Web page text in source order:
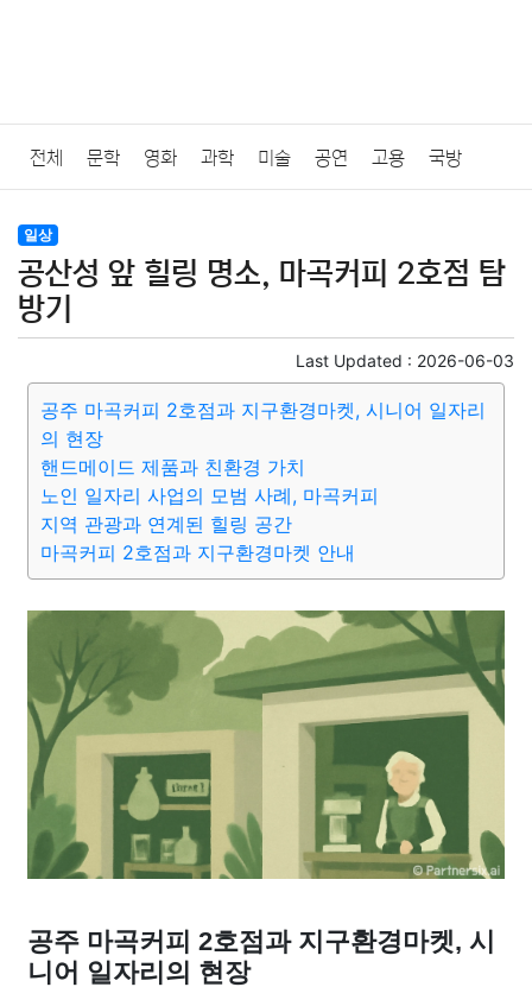
전체 문학 영화 과학 미술 공연 고용 국방
법률
질병 가요 방송 일상 주식 암호화폐 블록체인
미용 증권 인테리어
요리 상품리뷰 원예 금융 게임 스포츠 사진
대출 자동차 취미 여행 맛집 IT 컴퓨터
종교 사회 정치 건강 의료 의학
부동산 외국어 교육 교통 생활 기타
일상
공산성 앞 힐링 명소, 마곡커피 2호점 탐
방기
Last Updated : 2026-06-03
공주 마곡커피 2호점과 지구환경마켓, 시니어 일자리
의 현장
핸드메이드 제품과 친환경 가치
노인 일자리 사업의 모범 사례, 마곡커피
지역 관광과 연계된 힐링 공간
마곡커피 2호점과 지구환경마켓 안내
공주 마곡커피 2호점과 지구환경마켓, 시
니어 일자리의 현장